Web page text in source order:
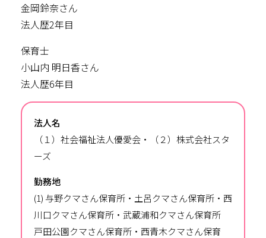
金岡鈴奈さん
法人歴2年目
保育士
小山内 明日香さん
法人歴6年目
法人名
（１）社会福祉法人優愛会・（２）株式会社スタ
ーズ
勤務地
(1) 与野クマさん保育所・土呂クマさん保育所・西
川口クマさん保育所・武蔵浦和クマさん保育所
戸田公園クマさん保育所・西青木クマさん保育